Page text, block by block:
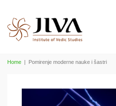
Home | Pomirenje moderne nauke i šastri